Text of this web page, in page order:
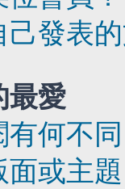
發表
最愛
有何不
面或主